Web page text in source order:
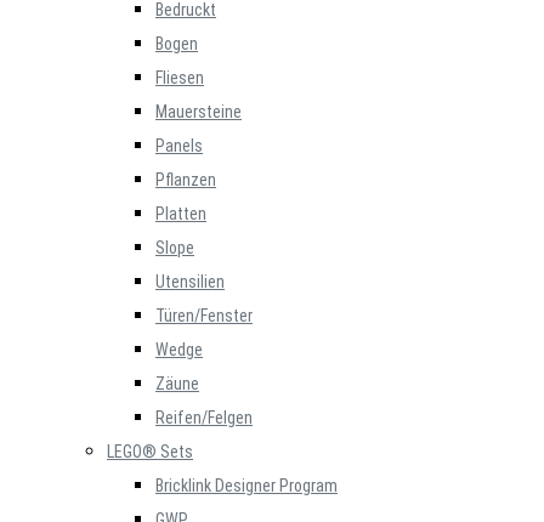
Bedruckt
Bogen
Fliesen
Mauersteine
Panels
Pflanzen
Platten
Slope
Utensilien
Türen/Fenster
Wedge
Zäune
Reifen/Felgen
LEGO® Sets
Bricklink Designer Program